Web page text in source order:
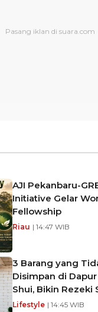
AJI Pekanbaru-
Initiative Gelar
Fellowship
Riau | 14:47 WIB
3 Barang yang
Disimpan di
Shui, Bikin Rezeki
Lifestyle | 14:45 WIB